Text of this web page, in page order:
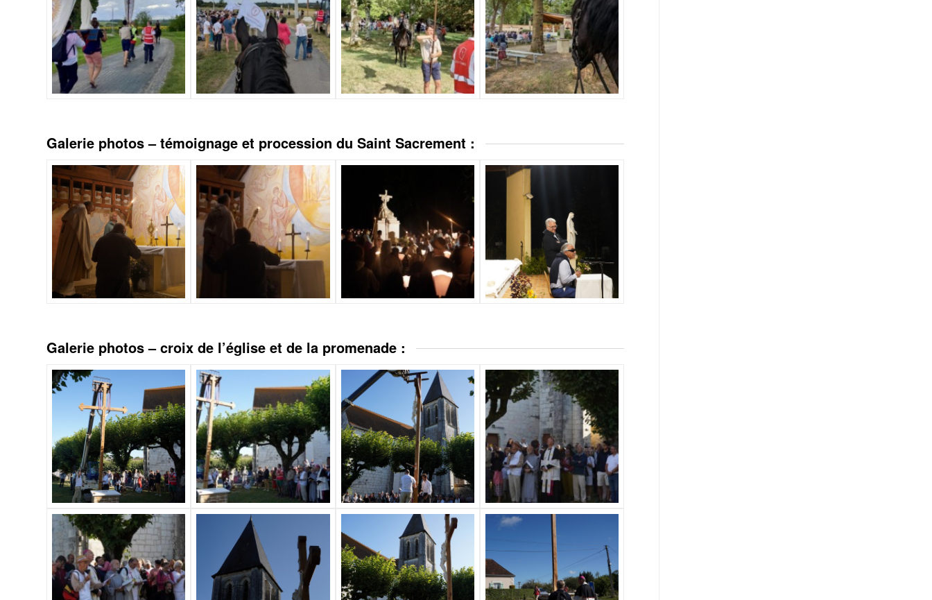
Galerie photos – témoignage et procession du Saint Sacrement :
Galerie photos – croix de l’église et de la promenade :